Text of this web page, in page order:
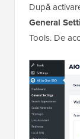
După
General
Tools. De